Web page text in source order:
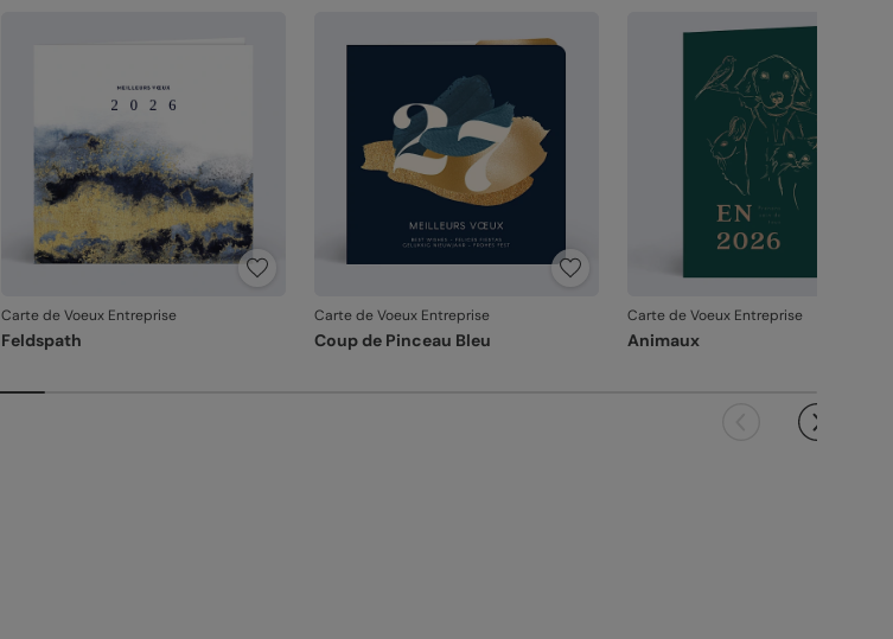
que vous avez validée (texte, photo, mise en page), le
Carte de Voeux Entreprise
Feldspath
Carte de Voeux Entreprise
Coup de Pinceau Bleu
Carte de Voeux Entreprise
Animaux